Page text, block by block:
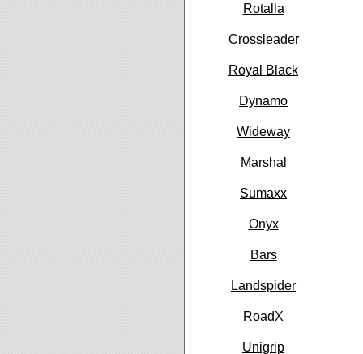
Rotalla
Crossleader
Royal Black
Dynamo
Wideway
Marshal
Sumaxx
Onyx
Bars
Landspider
RoadX
Unigrip